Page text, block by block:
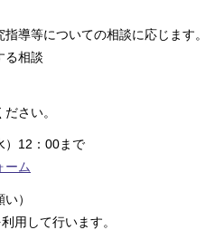
導等についての相談に応じます。
る相談
さい。
12：00まで
ーム
）
用して行います。